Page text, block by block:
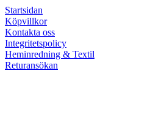
Startsidan
Köpvillkor
Kontakta oss
Integritetspolicy
Heminredning & Textil
Returansökan